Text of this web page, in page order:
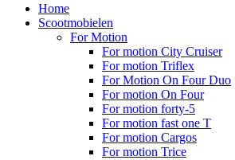
Home
Scootmobielen
For Motion
For motion City Cruiser
For motion Triflex
For Motion On Four Duo
For motion On Four
For motion forty-5
For motion fast one T
For motion Cargos
For motion Trice